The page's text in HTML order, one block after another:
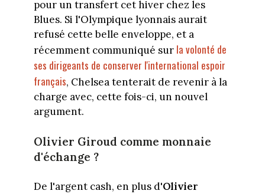
pour un transfert cet hiver chez les
Blues. Si l'Olympique lyonnais aurait
refusé cette belle enveloppe, et a
récemment communiqué sur la volonté de
ses dirigeants de conserver l'international espoir
français, Chelsea tenterait de revenir à la
charge avec, cette fois-ci, un nouvel
argument.
Olivier Giroud comme monnaie
d'échange ?
De l'argent cash, en plus d'Olivier